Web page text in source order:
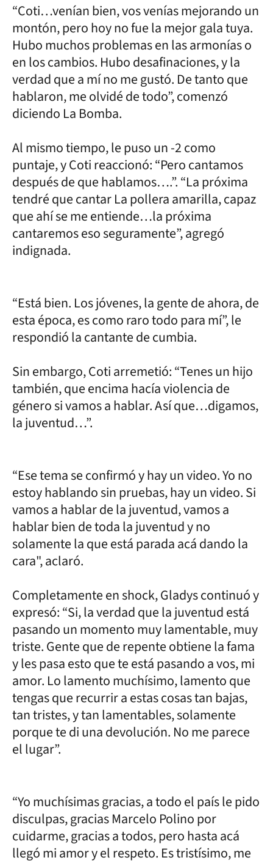
“Coti…venían bien, vos venías mejorando un
montón, pero hoy no fue la mejor gala tuya.
Hubo muchos problemas en las armonías o
en los cambios. Hubo desafinaciones, y la
verdad que a mí no me gustó. De tanto que
hablaron, me olvidé de todo”, comenzó
diciendo La Bomba.
Al mismo tiempo, le puso un -2 como
puntaje, y Coti reaccionó: “Pero cantamos
después de que hablamos….”. “La próxima
tendré que cantar La pollera amarilla, capaz
que ahí se me entiende…la próxima
cantaremos eso seguramente”, agregó
indignada.
“Está bien. Los jóvenes, la gente de ahora, de
esta época, es como raro todo para mí”, le
respondió la cantante de cumbia.
Sin embargo, Coti arremetió: “Tenes un hijo
también, que encima hacía violencia de
género si vamos a hablar. Así que…digamos,
la juventud…”.
“Ese tema se confirmó y hay un video. Yo no
estoy hablando sin pruebas, hay un video. Si
vamos a hablar de la juventud, vamos a
hablar bien de toda la juventud y no
solamente la que está parada acá dando la
cara", aclaró.
Completamente en shock, Gladys continuó y
expresó: “Si, la verdad que la juventud está
pasando un momento muy lamentable, muy
triste. Gente que de repente obtiene la fama
y les pasa esto que te está pasando a vos, mi
amor. Lo lamento muchísimo, lamento que
tengas que recurrir a estas cosas tan bajas,
tan tristes, y tan lamentables, solamente
porque te di una devolución. No me parece
el lugar”.
“Yo muchísimas gracias, a todo el país le pido
disculpas, gracias Marcelo Polino por
cuidarme, gracias a todos, pero hasta acá
llegó mi amor y el respeto. Es tristísimo, me